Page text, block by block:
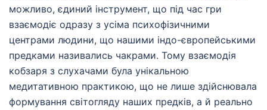
можливо, єдиний інструмент, що під час гри
взаємодіє одразу з усіма психофізичними
центрами людини, що нашими індо-європейськими
предками називались чакрами. Тому взаємодія
кобзаря з слухачами була унікальною
медитативною практикою, що не лише здійснювала
формування світогляду наших предків, а й реально